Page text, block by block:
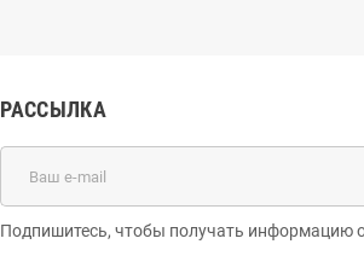
РАССЫЛКА
Подпишитесь, чтобы получать информацию